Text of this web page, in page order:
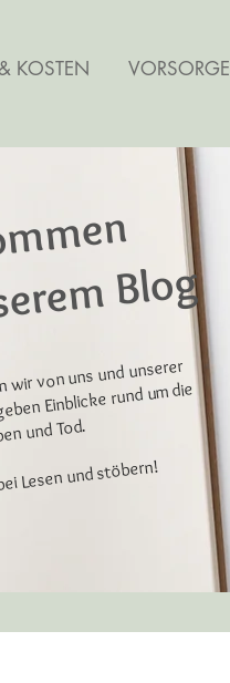
KOSTEN VORSORGE
Blog
wir von uns und unserer
Einblicke rund um die
und Tod.
Lesen und stöbern!